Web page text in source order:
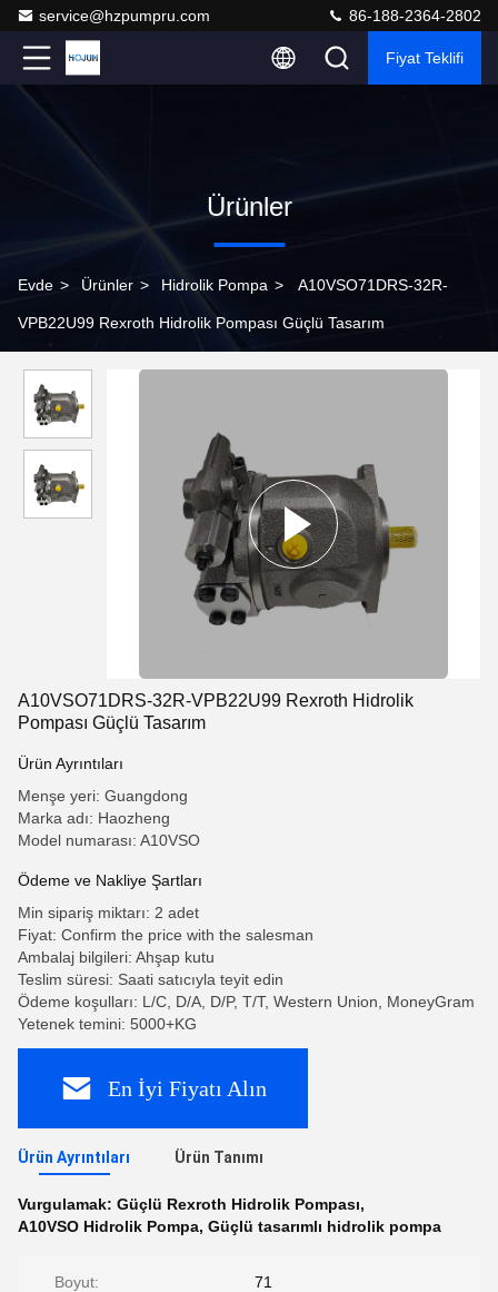
service@hzpumpru.com 86-188-2364-2802
Fiyat Teklifi
Ürünler
Evde > Ürünler > Hidrolik Pompa > A10VSO71DRS-32R-
VPB22U99 Rexroth Hidrolik Pompası Güçlü Tasarım
A10VSO71DRS-32R-VPB22U99 Rexroth Hidrolik
Pompası Güçlü Tasarım
Ürün Ayrıntıları
Menşe yeri: Guangdong
Marka adı: Haozheng
Model numarası: A10VSO
Ödeme ve Nakliye Şartları
Min sipariş miktarı: 2 adet
Fiyat: Confirm the price with the salesman
Ambalaj bilgileri: Ahşap kutu
Teslim süresi: Saati satıcıyla teyit edin
Ödeme koşulları: L/C, D/A, D/P, T/T, Western Union, MoneyGram
Yetenek temini: 5000+KG
En İyi Fiyatı Alın
Ürün Ayrıntıları Ürün Tanımı
Vurgulamak: Güçlü Rexroth Hidrolik Pompası,
A10VSO Hidrolik Pompa, Güçlü tasarımlı hidrolik pompa
Boyut: 71